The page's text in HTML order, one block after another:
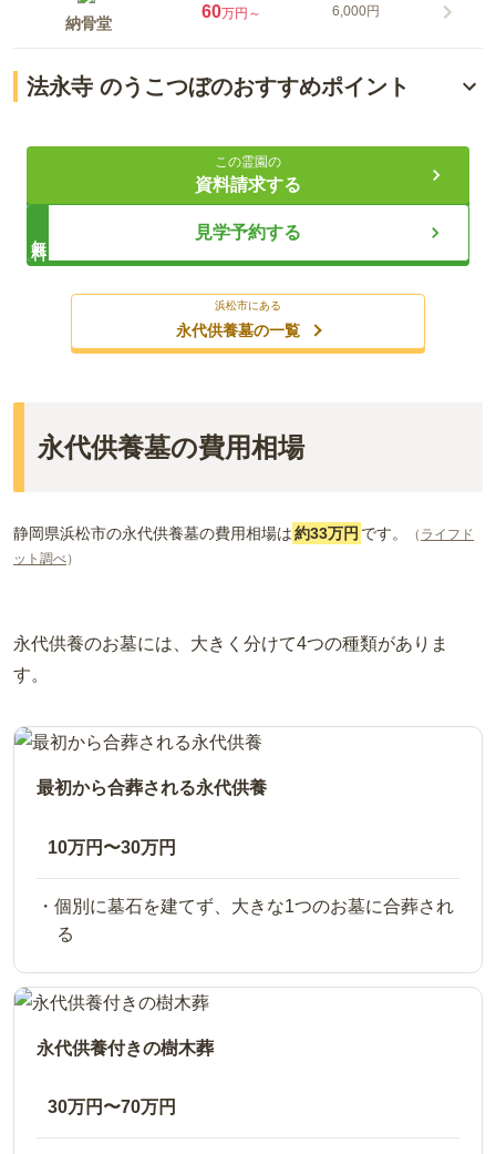
納骨堂
60万円～ 6,000円
法永寺 のうこつぼのおすすめポイント
永代にわたり安心できるお墓
しっかりと供養が行える
歴史と伝統を受け継ぐ法永寺
ライフドット編集部
りました。徳川家光公から寺領を拝領するなど、多くの時代の
営みを今に伝えています。平成12年に本堂を焼失しましたが、
訪れる方を静かに迎えております。また、境内には大正期に植
えられた三色の藤が今も美しく咲き誇り、春には多くの皆さま
この霊園の
資料請求する
見学予約する
浜松市にある
永代供養墓の一覧
永代供養墓の費用相場
静岡県浜松市の永代供養墓の費用相場は約33万円 です。 （ ライフド
ット調べ）
永代供養のお墓には、大きく分けて4つの種類がありま
す。
最初から合葬される永代供養
10万円〜30万円
個別に墓石を建てず、大きな1つのお墓に合葬され
る
永代供養付きの樹木葬
30万円〜70万円